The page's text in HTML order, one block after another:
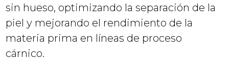
sin hueso, optimizando la separación de la
piel y mejorando el rendimiento de la
materia prima en líneas de proceso
cárnico.